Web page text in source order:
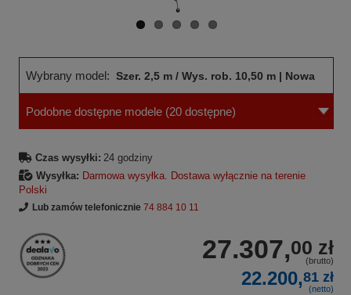
Wybrany model: Szer. 2,5 m / Wys. rob. 10,50 m | Nowa
norma
Podobne dostępne modele (20 dostępne)
Czas wysyłki: 24 godziny
Wysyłka: Darmowa wysyłka. Dostawa wyłącznie na terenie
Polski
Lub zamów telefonicznie 74 884 10 11
27.307,00 zł
(brutto)
22.200,81 zł
(netto)